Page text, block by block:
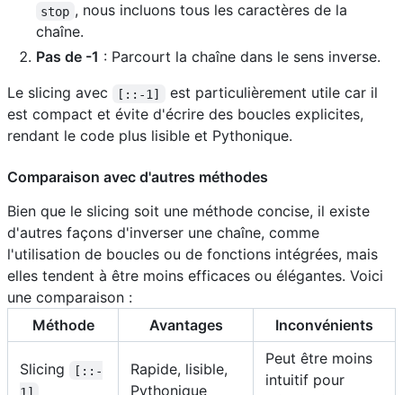
stop , nous incluons tous les caractères de la
chaîne.
Pas de -1 : Parcourt la chaîne dans le sens inverse.
Le slicing avec
[::-1]
est particulièrement utile car il
est compact et évite d'écrire des boucles explicites,
rendant le code plus lisible et Pythonique.
Comparaison avec d'autres méthodes
Bien que le slicing soit une méthode concise, il existe
d'autres façons d'inverser une chaîne, comme
l'utilisation de boucles ou de fonctions intégrées, mais
elles tendent à être moins efficaces ou élégantes. Voici
une comparaison :
Méthode
Avantages Inconvénients
Slicing
[::-
1]
Rapide, lisible,
Pythonique
Peut être moins
intuitif pour